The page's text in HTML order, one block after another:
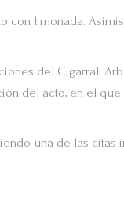
con limonada.
del Cigarral.
del acto, en el que
una de las citas